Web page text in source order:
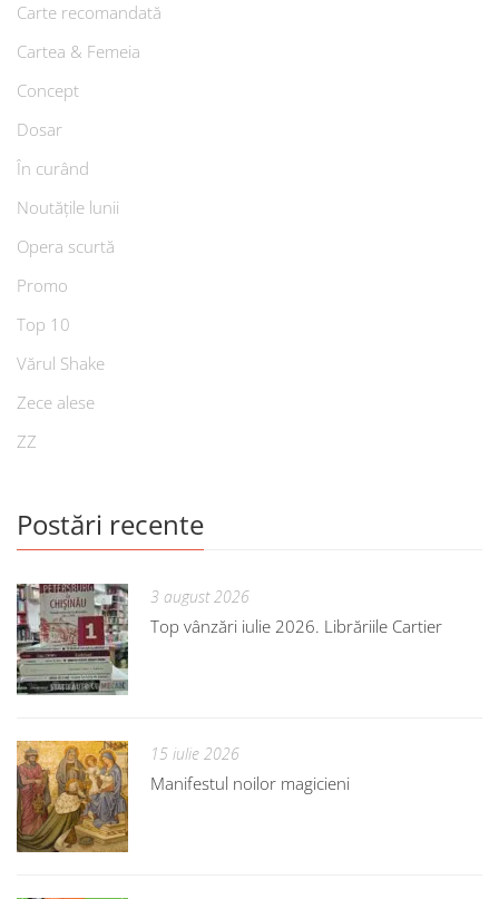
Carte recomandată
Cartea & Femeia
Concept
Dosar
În curând
Noutățile lunii
Opera scurtă
Promo
Top 10
Vărul Shake
Zece alese
ZZ
Postări recente
3 august 2026
Top vânzări iulie 2026. Librăriile Cartier
15 iulie 2026
Manifestul noilor magicieni